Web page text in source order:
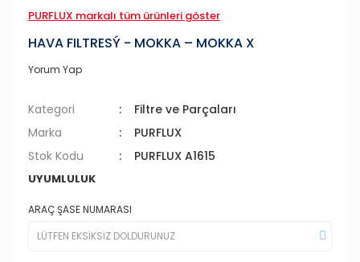
PURFLUX markalı tüm ürünleri göster
HAVA FILTRESÝ - MOKKA – MOKKA X
Yorum Yap
Kategori
Filtre ve Parçaları
Marka
PURFLUX
Stok Kodu
PURFLUX A1615
UYUMLULUK
ARAÇ ŞASE NUMARASI